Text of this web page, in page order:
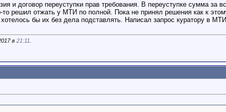
и договор переуступки прав требования. В переуступке сумма
то решил отжать у МТИ по полной. Пока не принял решения как к
бы их без дела подставлять. Написал запрос куратору в
в 21:11